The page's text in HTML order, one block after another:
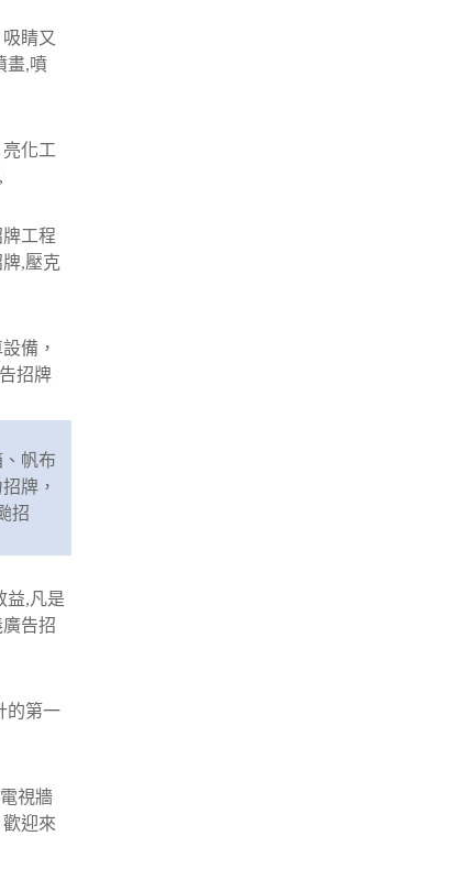
睛又
畫,噴
化工
工程
,壓克
備，
招牌
帆布
牌，
招
益,凡是
告招
的第一
視牆
迎來